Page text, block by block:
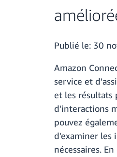
Publié le: 30
Amazon
service et
et les résultats
d'interactions
pouvez
d'examiner les
nécessaires.